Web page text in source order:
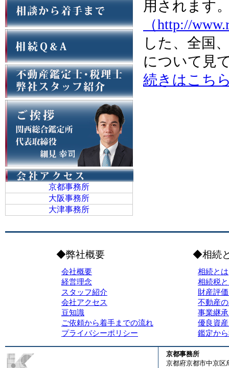
京都事務所
大阪事務所
大津事務所
用されます
（http://
した、全国
について見
続きはこち
◆弊社概要
会社概要
経営理念
スタッフ紹介
会社アクセス
豆知識
ご依頼から着手までの流れ
プライバシーポリシー
◆相続
相続とは
相続税
財産評
不動産
事業継
優良資
鑑定か
京都事務所
京都府京都市中京区